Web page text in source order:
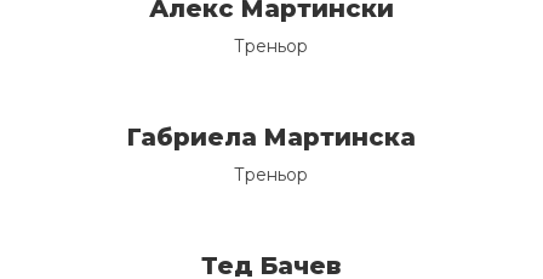
Алекс Мартински
Треньор
Габриела Мартинска
Треньор
Тед Бачев